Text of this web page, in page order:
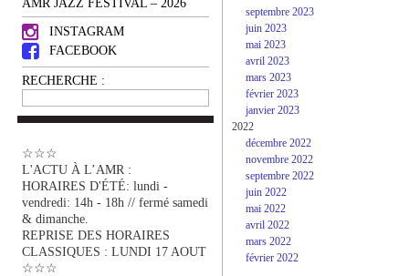
INSTAGRAM
FACEBOOK
RECHERCHE :
☆☆☆
L'ACTU À L’AMR :
HORAIRES D'ÉTÉ: lundi -
vendredi: 14h - 18h // fermé samedi
& dimanche.
REPRISE DES HORAIRES
CLASSIQUES : LUNDI 17 AOUT
☆☆☆
septembre 2023
juin 2023
mai 2023
avril 2023
mars 2023
février 2023
janvier 2023
2022
décembre 2022
novembre 2022
septembre 2022
juin 2022
mai 2022
avril 2022
mars 2022
février 2022